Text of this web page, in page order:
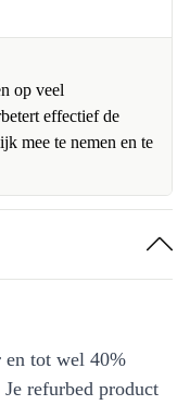
op veel
effectief de
mee te nemen en te
en tot wel 40%
refurbed product